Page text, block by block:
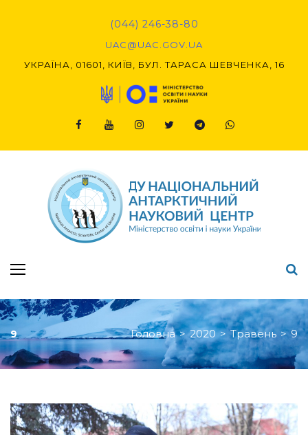
(044) 246-38-80
UAC@UAC.GOV.UA​​
УКРАЇНА, 01601, КИЇВ, БУЛ. ТАРАСА ШЕВЧЕНКА, 16
9 Головна > 2020 > Травень > 9
День: